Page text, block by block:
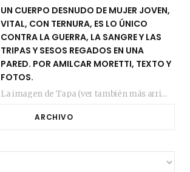
UN CUERPO DESNUDO DE MUJER JOVEN,
VITAL, CON TERNURA, ES LO ÚNICO
CONTRA LA GUERRA, LA SANGRE Y LAS
TRIPAS Y SESOS REGADOS EN UNA
PARED. POR AMILCAR MORETTI, TEXTO Y
FOTOS.
La imagen de Tapa (ver también más arriba) fue compuesta en estos días de febrero…
ARCHIVO